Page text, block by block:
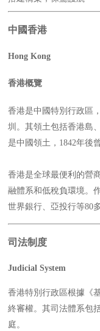
中國香港
Hong Kong
香港概覽
香港是中國特別行政區
圳。其領土包括香港島
是中國領土，1842年後
香港是全球最便利的營
融體系和低稅負環境。
世界銀行、亞投行等80
司法制度
Judicial System
香港特別行政區根據《
終審權。其司法體系包
庭。